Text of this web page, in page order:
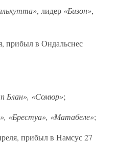
, лидер «Бизон»,
прибыл в Ондальснес
Блан», «Сомюр»;
«Брестуа», «Матабеле»;
прибыл в Намсус 27